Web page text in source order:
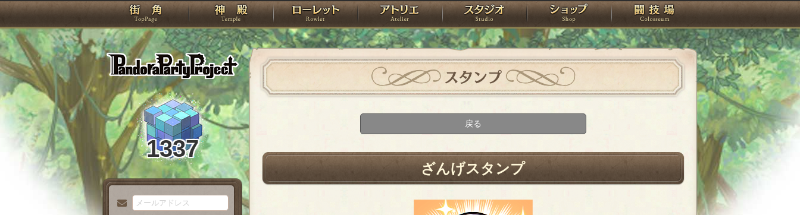
PandoraPartyProject
TOP 神殿 ローレット アトリエ スタジオ ショップ 闘技場
1337
スタンプ
戻る
ざんげスタンプ